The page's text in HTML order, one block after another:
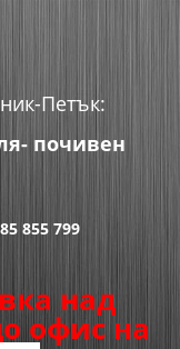
Петък:
почивен
855 799
над
офис на